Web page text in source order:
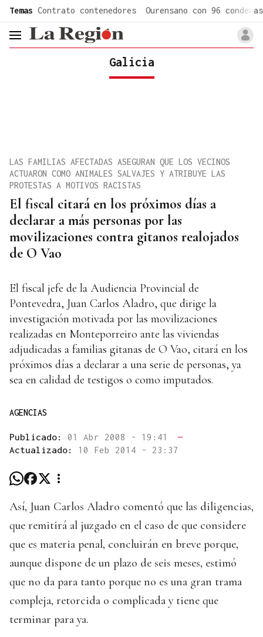
Temas Contrato contenedores Ourensano con 96 condenas
header.menu.open
Galicia
El fiscal citará en los próximos días a
declarar a más personas por las
movilizaciones contra gitanos realojados
de O Vao
LAS FAMILIAS AFECTADAS ASEGURAN QUE LOS VECINOS
ACTUARON COMO ANIMALES SALVAJES Y ATRIBUYE LAS
PROTESTAS A MOTIVOS RACISTAS
El fiscal jefe de la Audiencia Provincial de
Pontevedra, Juan Carlos Aladro, que dirige la
investigación motivada por las movilizaciones
realizadas en Monteporreiro ante las viviendas
adjudicadas a familias gitanas de O Vao, citará en los
próximos días a declarar a una serie de personas, ya
sea en calidad de testigos o como imputados.
AGENCIAS
Publicado: 01 Abr 2008 - 19:41
—
Actualizado: 10 Feb 2014 - 23:37
Así, Juan Carlos Aladro comentó que las diligencias,
que remitirá al juzgado en el caso de que considere
que es materia penal, concluirán en breve porque,
aunque dispone de un plazo de seis meses, estimó
que no da para tanto porque no es una gran trama
compleja, retorcida o complicada y tiene que
terminar para ya.